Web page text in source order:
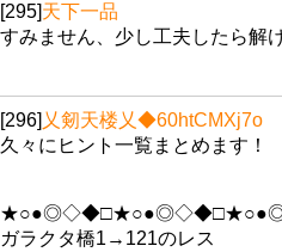
[295]天下一品
すみません、少し工夫したら解
[296] 乂剱天楼乂◆60htCMXj7o
久々にヒント一覧まとめます！
ガラクタ橋1→121のレス